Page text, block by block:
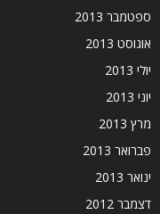
ספטמבר 2013
אוגוסט 2013
יולי 2013
יוני 2013
מרץ 2013
פברואר 2013
ינואר 2013
דצמבר 2012